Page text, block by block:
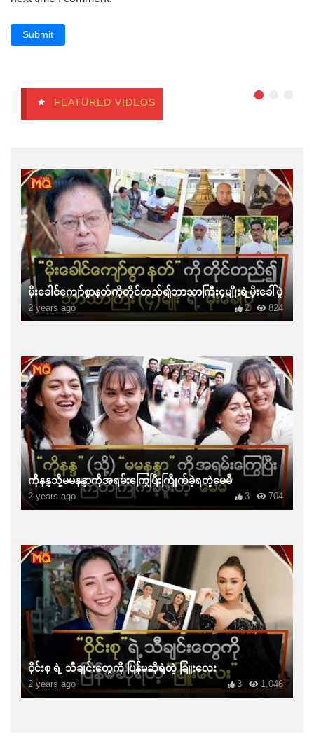
Submit
FEATURED VIDEOS
မိုးခေါင်ကျော်စွာနတ်ကိုတိုင်တည်၍ဘာသာကြီး၄မျိုးရဲ့မိုးခေါ်ပွဲ
2 years ago 824
2
ကိုနန္ဒသို့မမနန္ဒာကိုအရမ်းကြွေပြီးကြိုက်ခဲ့ရတဲ့မေမီ
2 years ago 704
3
ဝိုင်းစု ရဲ့ သီချင်းတွေကို ပြန်မဆိုရဲတဲ့ ခြူးလေး
2 years ago 1,046
3